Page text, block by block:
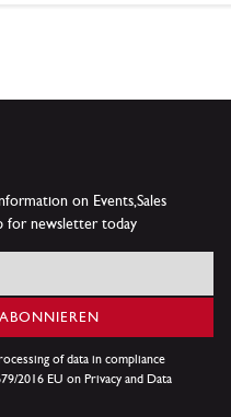
on Events,Sales
for newsletter today
ABONNIEREN
of data in compliance
2016 EU on Privacy and Data